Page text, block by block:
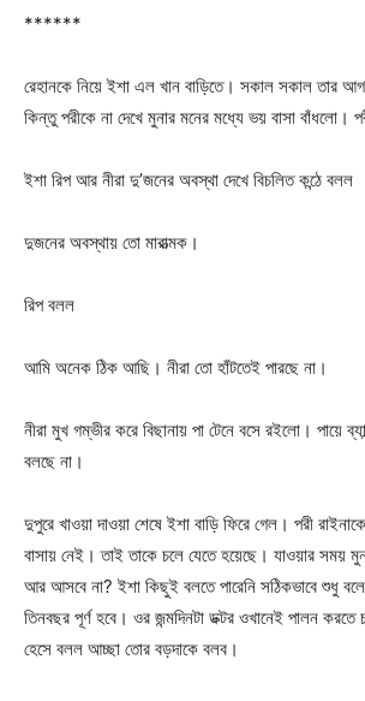
******
রেহানকে নিয়ে ইশা এল খান বাড়িতে। সকাল সকাল তার
কিন্তু পরীকে না দেখে মুনার মনের মধ্যে ভয় বাসা বাঁধলো।
ইশা রিপ আর নীরা দু’জনের অবস্থা দেখে বিচলিত কন্ঠে বলল
দুজনের অবস্থায় তো মারাত্মক।
রিপ বলল
আমি অনেক ঠিক আছি। নীরা তো হাঁটতেই পারছে না।
নীরা মুখ গম্ভীর করে বিছানায় পা টেনে বসে রইলো। পায়ে
বলছে না।
দুপুরে খাওয়া দাওয়া শেষে ইশা বাড়ি ফিরে গেল। পরী
বাসায় নেই। তাই তাকে চলে যেতে হয়েছে। যাওয়ার সময়
আর আসবে না? ইশা কিছুই বলতে পারেনি সঠিকভাবে শুধু
তিনবছর পূর্ণ হবে। ওর জন্মদিনটা ডক্টর ওখানেই পালন
হেসে বলল আচ্ছা তোর বড়দাকে বলব।